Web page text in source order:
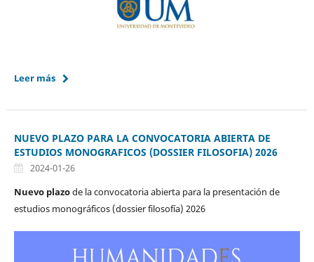
Leer más
NUEVO PLAZO PARA LA CONVOCATORIA ABIERTA DE
ESTUDIOS MONOGRAFICOS (DOSSIER FILOSOFIA) 2026
2024-01-26
Nuevo plazode la convocatoria abierta para la presentación de
estudios monográficos (dossier filosofía) 2026